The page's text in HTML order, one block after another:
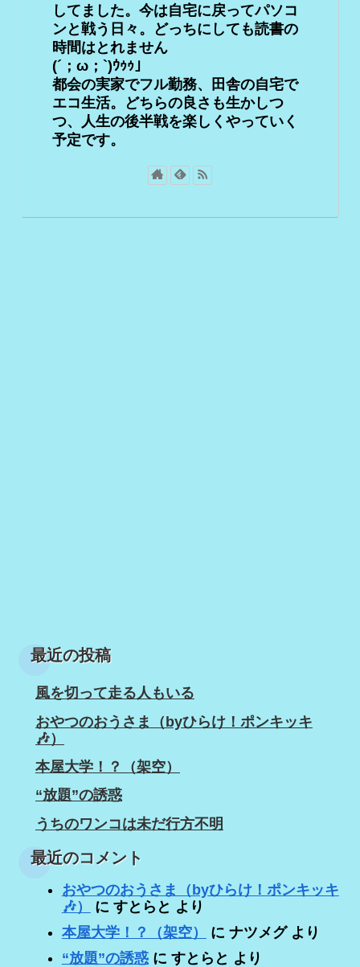
してました。今は自宅に戻ってパソコ
ンと戦う日々。どっちにしても読書の
時間はとれません
(´；ω；`)ｳｩｩ」
都会の実家でフル勤務、田舎の自宅で
エコ生活。どちらの良さも生かしつ
つ、人生の後半戦を楽しくやっていく
予定です。
最近の投稿
風を切って走る人もいる
おやつのおうさま（byひらけ！ポンキッキ
🎶）
本屋大学！？（架空）
“放題”の誘惑
うちのワンコは未だ行方不明
最近のコメント
おやつのおうさま（byひらけ！ポンキッキ
🎶）
に すとらと より
本屋大学！？（架空）
に ナツメグより
“放題”の誘惑に すとらと より